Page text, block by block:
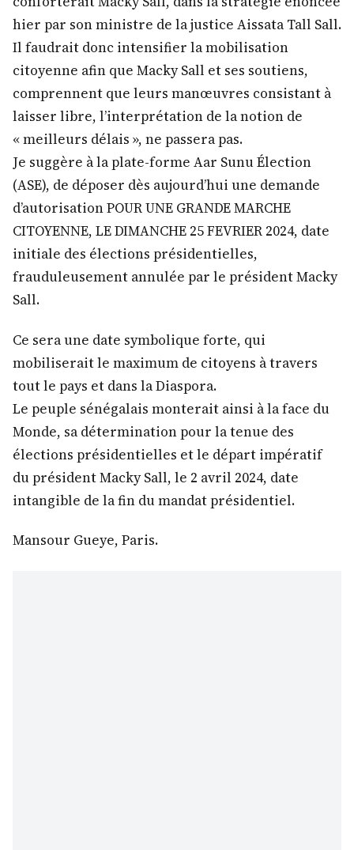
hier par son ministre de la justice Aissata Tall Sall.
Il faudrait donc intensifier la mobilisation
citoyenne afin que Macky Sall et ses soutiens,
comprennent que leurs manœuvres consistant à
laisser libre, l’interprétation de la notion de
« meilleurs délais », ne passera pas.
Je suggère à la plate-forme Aar Sunu Élection
(ASE), de déposer dès aujourd’hui une demande
d’autorisation POUR UNE GRANDE MARCHE
CITOYENNE, LE DIMANCHE 25 FEVRIER 2024, date
initiale des élections présidentielles,
frauduleusement annulée par le président Macky
Sall.
Ce sera une date symbolique forte, qui
mobiliserait le maximum de citoyens à travers
tout le pays et dans la Diaspora.
Le peuple sénégalais monterait ainsi à la face du
Monde, sa détermination pour la tenue des
élections présidentielles et le départ impératif
du président Macky Sall, le 2 avril 2024, date
intangible de la fin du mandat présidentiel.
Mansour Gueye, Paris.